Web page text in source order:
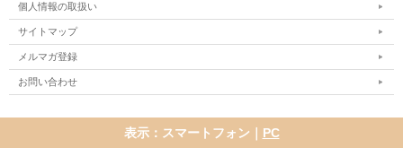
個人情報の取扱い
サイトマップ
メルマガ登録
お問い合わせ
表示：スマートフォン｜ PC